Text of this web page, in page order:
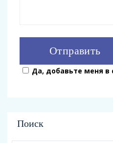
Да, добавьте меня в
Поиск